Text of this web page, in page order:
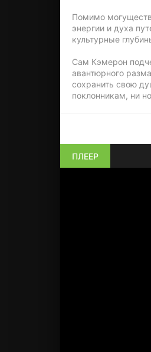
Помимо
энергии и духа
культурные
Сам Кэмерон
авантюрного
сохранить свою
поклонникам, ни
ПЛЕЕР